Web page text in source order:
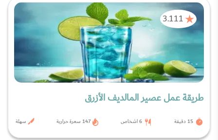
3.111
طريقة عمل عصير المالديف الأزرق
15 دقيقة 6 اشخاص 147 سعرة حرارية سهلة